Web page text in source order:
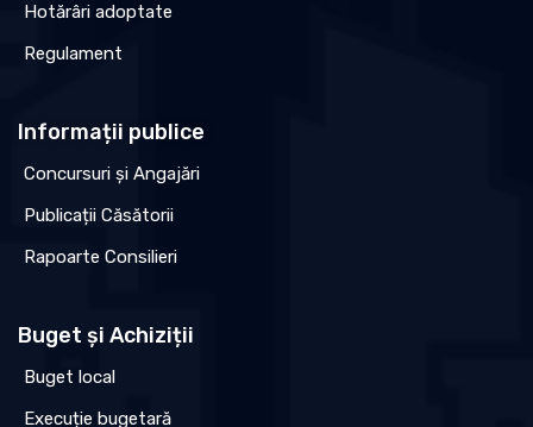
Hotărâri adoptate
Regulament
Informații publice
Concursuri și Angajări
Publicații Căsătorii
Rapoarte Consilieri
Buget și Achiziții
Buget local
Execuție bugetară